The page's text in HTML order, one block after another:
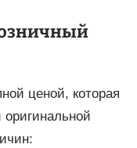
ценой, которая
оригинальной